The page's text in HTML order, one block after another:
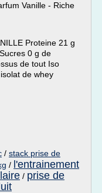
Vanille - Riche
Proteine 21 g
0 g de
de tout Iso
de whey
/ stack prise de
/ l'entrainement
/ prise de